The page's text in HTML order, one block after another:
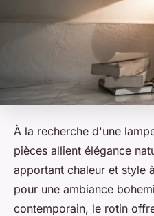
À la recherche d'une
pièces allient élégance
apportant chaleur et style
pour une ambiance
contemporain, le rotin